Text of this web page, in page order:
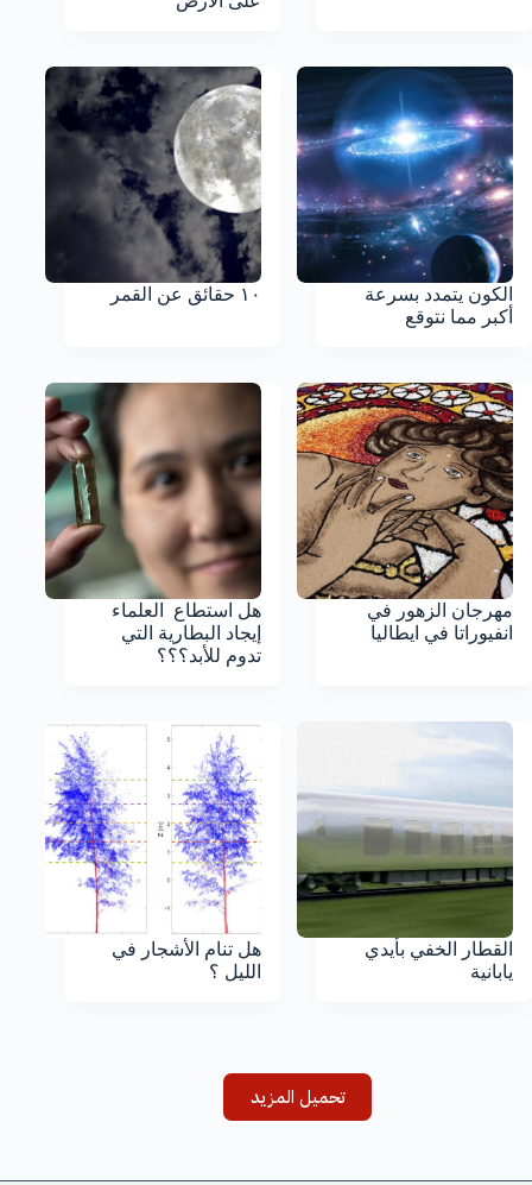
الكون يتمدد بسرعة
أكبر مما نتوقع
١٠ حقائق عن القمر
مهرجان الزهور في
انفيوراتا في ايطاليا
هل استطاع العلماء
إيجاد البطارية التي
تدوم للأبد؟؟؟
القطار الخفي بأيدي
يابانية
هل تنام الأشجار في
الليل ؟
تحميل المزيد